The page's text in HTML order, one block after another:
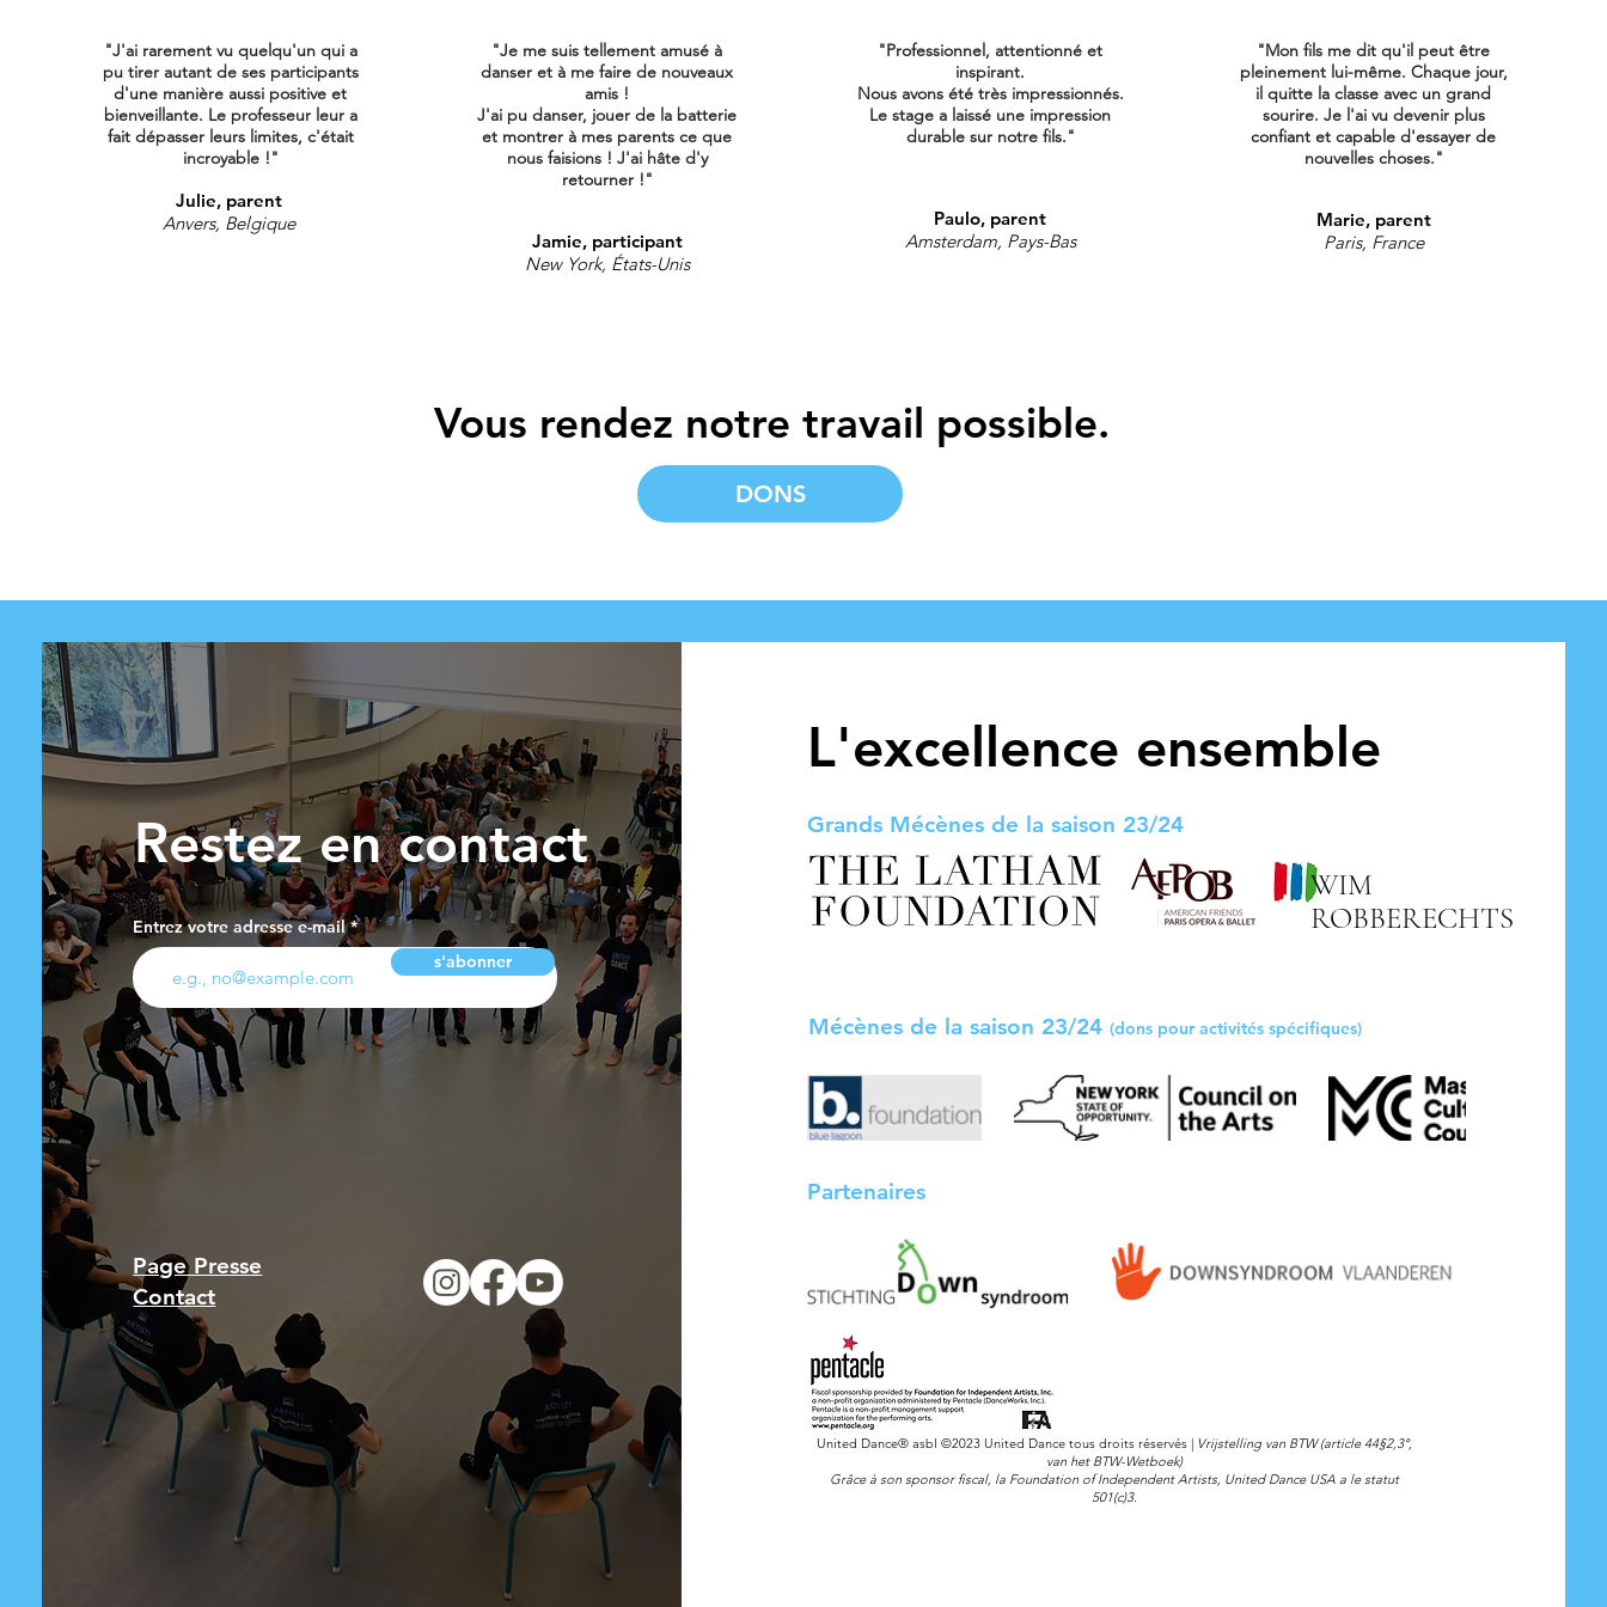
"J'ai rarement vu quelqu'un qui a
pu tirer autant de ses participants
d'une manière aussi positive et
bienveillante. Le professeur leur a
fait dépasser leurs limites, c'était
incroyable !"
Julie, parent
Anvers, Belgique
"Je me suis tellement amusé à
danser et à me faire de nouveaux
amis !
J'ai pu danser, jouer de la batterie
et montrer à mes parents ce que
nous faisions ! J'ai hâte d'y
retourner !"
Jamie, participant
New York, États-Unis
"Professionnel, attentionné et
inspirant.
Nous avons été très impressionnés.
Le stage a laissé une impression
durable sur notre fils."
Paulo, parent
Amsterdam, Pays-Bas
"Mon fils me dit qu'il peut être
pleinement lui-même. Chaque jour,
il quitte la classe avec un grand
sourire. Je l'ai vu devenir plus
confiant et capable d'essayer de
nouvelles choses."
Marie, parent
Paris, France
Vous rendez notre travail possible.
DONS
Restez en contact
Entrez votre adresse e-mail
s'abonner
Page Presse
Contact
L'excellence ensemble
Grands Mécènes de la saison 23/24
WIM
ROBBERECHTS
Mécènes de la saison 23/24(dons pouractivités spécifiques)
Partenaires
United Dance® asbl©2023 United Dance tous droits réservés | Vrijstelling van BTW (article 44§2,3°,
van het BTW-Wetboek)
Grâce à son sponsor fiscal, la Foundation of Independent Artists, United Dance USA a le statut
501(c)3.